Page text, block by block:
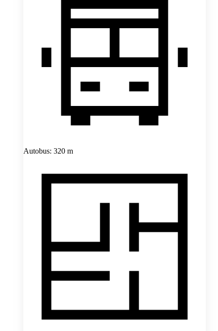
Autobus: 320 m